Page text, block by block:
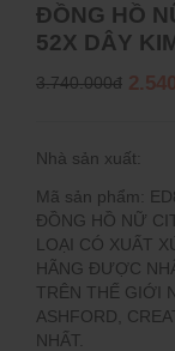
ĐỒNG HỒ
52X DÂY
3.740.000đ
Nhà sản xuất:
Mã sản phẩm:
ĐỒNG HỒ NỮ
LOẠI CÓ XUẤT
HÃNG ĐƯỢC
TRÊN THẾ GIỚI
ASHFORD,
NHẤT.